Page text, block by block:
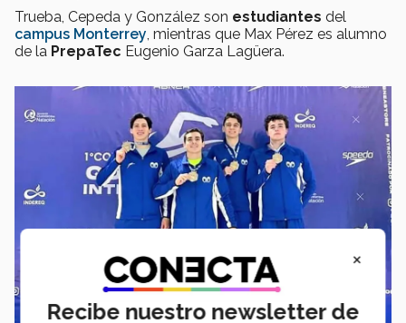
Trueba, Cepeda y González son estudiantes del
campus Monterrey , mientras que Max Pérez es alumno
de la PrepaTec Eugenio Garza Lagüera.
×
Recibe nuestro newsletter de